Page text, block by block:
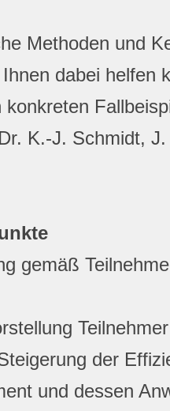
Methoden und
dabei helfen
konkreten
K.-J. Schmidt,
gemäß
der
und dessen